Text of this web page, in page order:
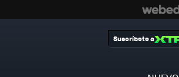
Suscríbete a